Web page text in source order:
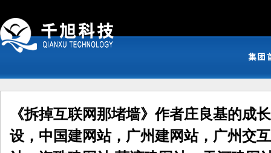
《拆掉互联网那堵墙》作者庄良基的成
设，中国建网站，广州建网站，广州交